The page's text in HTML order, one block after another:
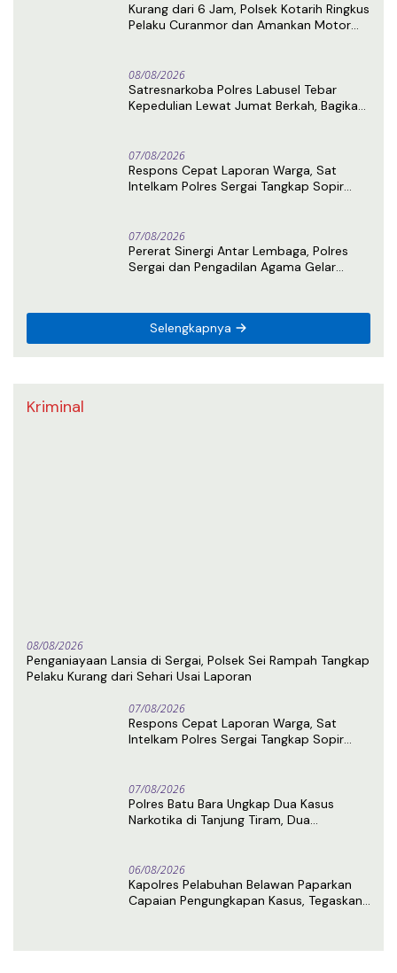
Kurang dari 6 Jam, Polsek Kotarih Ringkus
Pelaku Curanmor dan Amankan Motor
08/08/2026
Satresnarkoba Polres Labusel Tebar
Kepedulian Lewat Jumat Berkah, Bagikan
07/08/2026
Respons Cepat Laporan Warga, Sat
Intelkam Polres Sergai Tangkap Sopir
07/08/2026
Pererat Sinergi Antar Lembaga, Polres
Sergai dan Pengadilan Agama Gelar
Selengkapnya
Kriminal
08/08/2026
Penganiayaan Lansia di Sergai, Polsek Sei Rampah Tangkap
Pelaku Kurang dari Sehari Usai Laporan
07/08/2026
Respons Cepat Laporan Warga, Sat
Intelkam Polres Sergai Tangkap Sopir
07/08/2026
Polres Batu Bara Ungkap Dua Kasus
Narkotika di Tanjung Tiram, Dua
06/08/2026
Kapolres Pelabuhan Belawan Paparkan
Capaian Pengungkapan Kasus, Tegaskan